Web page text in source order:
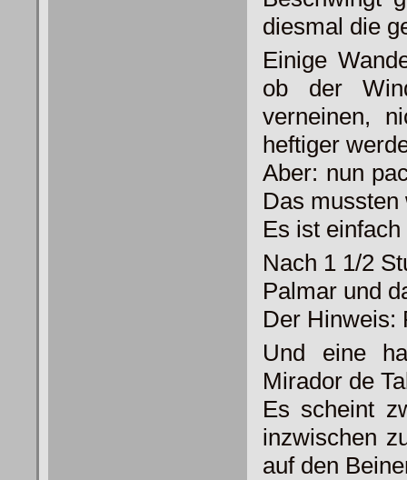
diesmal die
Einige
ob der
verneinen,
heftiger
Aber: nun
Das
Es ist einfach
Nach 1 1/2
Palmar und
Der Hinweis:
Und eine
Mirador de
Es scheint
inzwischen
auf den